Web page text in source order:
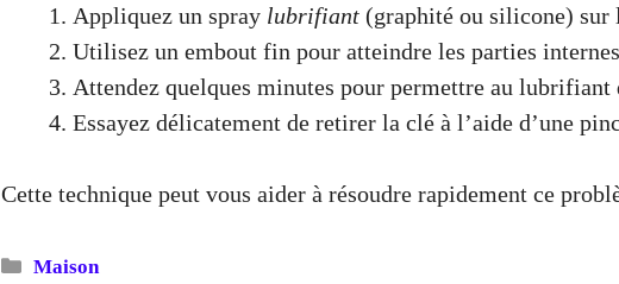
Appliquez un spray lubrifiant (graphité ou silicone) sur
Utilisez un embout fin pour atteindre les parties
Attendez quelques minutes pour permettre au lubrifiant
Essayez délicatement de retirer la clé à l’aide d’une
Cette technique peut vous aider à résoudre rapidement ce
Catégories
Maison